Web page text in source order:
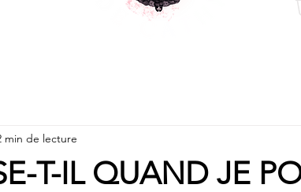
T-IL QUAND JE
min de lecture